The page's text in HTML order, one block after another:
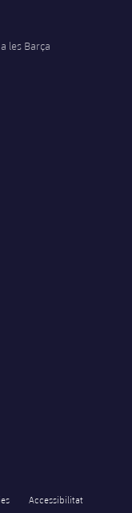
les Barça
Accessibilitat